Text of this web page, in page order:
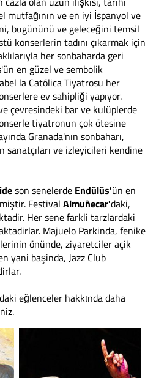
mutfağının ve en iyi İspanyol ve
bugününü ve geleceğini temsil
konserlerin tadını çıkarmak için
her sonbaharda geri
en güzel ve sembolik
la Católica Tiyatrosu her
ev sahipliği yapıyor.
çevresindeki bar ve kulüplerde
tiyatronun çok ötesine
Granada'nın sonbaharı,
sanatçıları ve izleyicileri kendine
son senelerde Endülüs'ün en
Festival Almuñecar'daki,
Her sene farkli tarzlardaki
Majuelo Parkinda, fenike
önünde, ziyaretciler açik
yani başinda, Jazz Club
eğlenceler hakkιnda daha